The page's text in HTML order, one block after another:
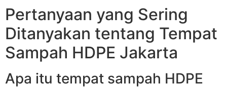
Pertanyaan yang Sering
Ditanyakan tentang Tempat
Sampah HDPE Jakarta
Apa itu tempat sampah HDPE